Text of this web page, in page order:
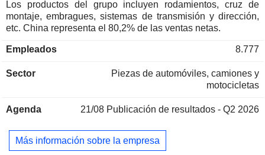
Los productos del grupo incluyen rodamientos, cruz de
montaje, embragues, sistemas de transmisión y dirección,
etc. China representa el 80,2% de las ventas netas.
Empleados 8.777
Sector
Piezas de automóviles, camiones y
motocicletas
Agenda 21/08 Publicación de resultados - Q2 2026
Más información sobre la empresa